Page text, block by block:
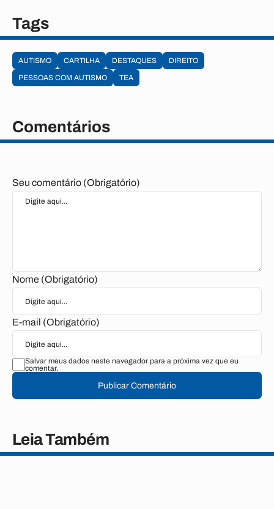
Tags
AUTISMO CARTILHA DESTAQUES
DIREITO
PESSOAS COM AUTISMO
TEA
Comentários
Seu comentário (Obrigatório)
Nome (Obrigatório)
E-mail (Obrigatório)
Salvar meus dados neste navegador para a próxima vez que eu
comentar.
Publicar Comentário
Leia Também